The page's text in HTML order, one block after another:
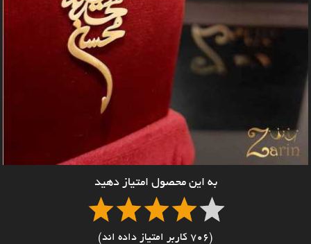
به این محصول امتیاز دهید
(706 کاربر امتیاز داده اند)